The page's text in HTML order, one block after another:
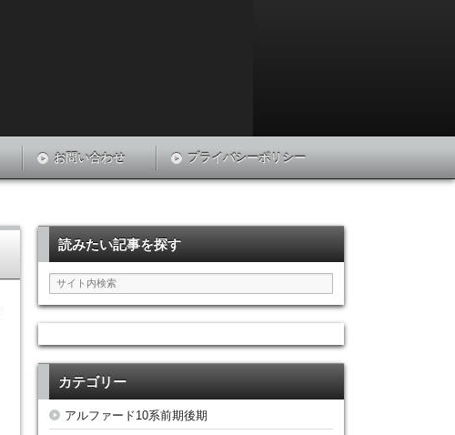
お問い合わせ プライバシーポリシー
読みたい記事を探す
カテゴリー
アルファード10系前期後期